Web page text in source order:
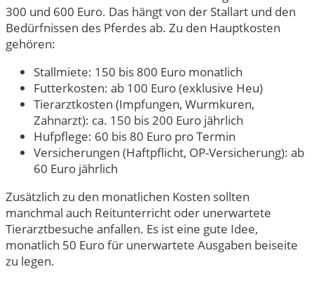
300 und 600 Euro. Das hängt von der Stallart und den
Bedürfnissen des Pferdes ab. Zu den Hauptkosten
gehören:
Stallmiete: 150 bis 800 Euro monatlich
Futterkosten: ab 100 Euro (exklusive Heu)
Tierarztkosten (Impfungen, Wurmkuren,
Zahnarzt): ca. 150 bis 200 Euro jährlich
Hufpflege: 60 bis 80 Euro pro Termin
Versicherungen (Haftpflicht, OP-Versicherung): ab
60 Euro jährlich
Zusätzlich zu den monatlichen Kosten sollten
manchmal auch Reitunterricht oder unerwartete
Tierarztbesuche anfallen. Es ist eine gute Idee,
monatlich 50 Euro für unerwartete Ausgaben beiseite
zu legen.